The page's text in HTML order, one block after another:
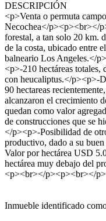
DESCRIPCIÓN
<p>Venta o permuta
Necochea</p><p><br></
forestal, a tan solo 20 km.
de la costa, ubicado entre
balneario Los Angeles.</
<p>-210 hectáreas totales,
con heucaliptus.</p><p>-
90 hectareas
alcanzaron el crecimiento
quedan como valor
de construcciones que se
</p><p>-Posibilidad de
productivo, dado a su
Valor por hectárea USD
hectárea muy debajo del
<p><br></p><p><br></p>
Inmueble identificado